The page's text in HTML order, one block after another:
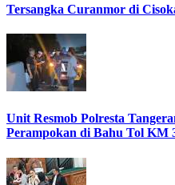
Tersangka Curanmor di
Unit Resmob Polresta
Perampokan di Bahu Tol KM